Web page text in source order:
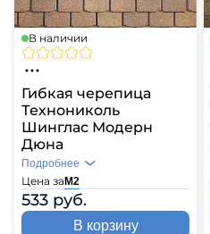
В наличии
Гибкая черепица
Технониколь
Шинглас Модерн
Дюна
Цена за М2
533 руб.
Подробнее
В корзину